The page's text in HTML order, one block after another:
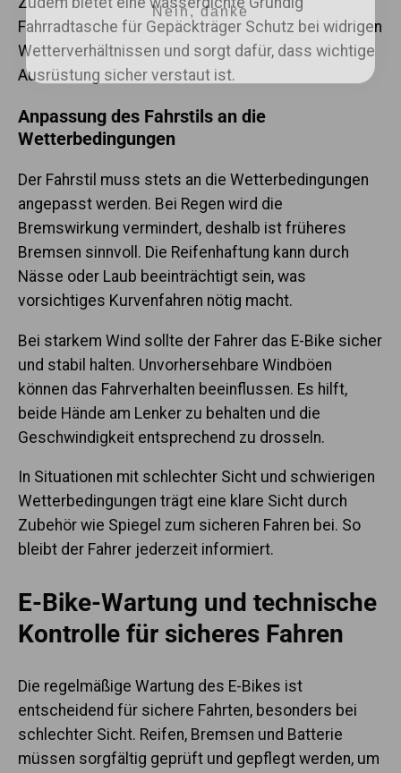
Fahrradtasche für Gepäckträger Schutz bei widrigen
Wetterverhältnissen und sorgt dafür, dass wichtige
Ausrüstung sicher verstaut ist.
Anpassung des Fahrstils an die
Wetterbedingungen
Der Fahrstil muss stets an die Wetterbedingungen
angepasst werden. Bei Regen wird die
Bremswirkung vermindert, deshalb ist früheres
Bremsen sinnvoll. Die Reifenhaftung kann durch
Nässe oder Laub beeinträchtigt sein, was
vorsichtiges Kurvenfahren nötig macht.
Bei starkem Wind sollte der Fahrer das E-Bike sicher
und stabil halten. Unvorhersehbare Windböen
können das Fahrverhalten beeinflussen. Es hilft,
beide Hände am Lenker zu behalten und die
Geschwindigkeit entsprechend zu drosseln.
In Situationen mit schlechter Sicht und schwierigen
Wetterbedingungen trägt eine klare Sicht durch
Zubehör wie Spiegel zum sicheren Fahren bei. So
bleibt der Fahrer jederzeit informiert.
E-Bike-Wartung und technische
Kontrolle für sicheres Fahren
Die regelmäßige Wartung des E-Bikes ist
entscheidend für sichere Fahrten, besonders bei
schlechter Sicht. Reifen, Bremsen und Batterie
müssen sorgfältig geprüft und gepflegt werden, um